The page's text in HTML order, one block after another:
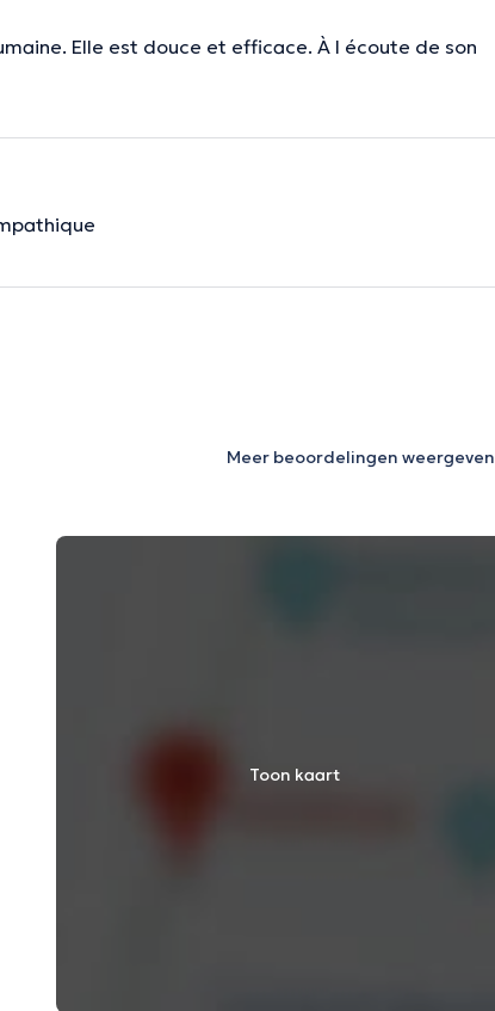
Elle est douce et efficace. À l écoute de son
Meer beoordelingen weergeven
Toon kaart